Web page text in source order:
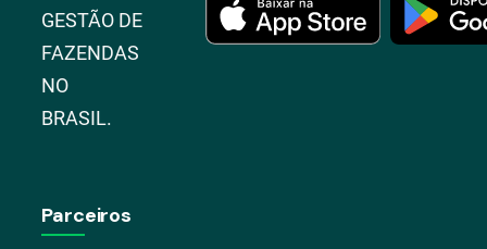
GESTÃO DE
FAZENDAS
NO
BRASIL.
Parceiros